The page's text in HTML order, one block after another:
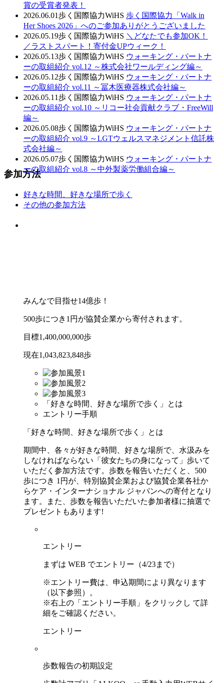
賞の受賞者発表！
2026.06.01歩く国際協力WiHS 歩く国際協力「Walk in
Her Shoes 2026」へのご参加ありがとうございました
2026.05.19歩く国際協力WiHS ＼どなたでも参加OK！
／ラストスパート！寄付金UPウィーク！
2026.05.13歩く国際協力WiHS ウォーキング・パートナ
ーの取組紹介 vol.12 ～株式会社ワールディング編～
2026.05.12歩く国際協力WiHS ウォーキング・パートナ
ーの取組紹介 vol.11 ～冨木医療器株式会社編～
2026.05.11歩く国際協力WiHS ウォーキング・パートナ
ーの取組紹介 vol.10 ～リコー社会貢献クラブ・FreeWill
編～
2026.05.08歩く国際協力WiHS ウォーキング・パートナ
ーの取組紹介 vol.9 ～LGTウェルスマネジメント信託株
式会社編～
2026.05.07歩く国際協力WiHS ウォーキング・パートナ
ーの取組紹介 vol.8 ～中外製薬労働組合編～
参加方法
好きな時間、好きな場所で歩く
その他の参加方法
みんなで目指せ14億歩！
500歩につき1円が協賛企業から寄付されます。
目標1,400,000,000歩
現在1,043,823,848歩
「好きな時間、好きな場所で歩く」とは
エントリー手順
「好きな時間、好きな場所で歩く」とは
期間中、各々が好きな時間、好きな場所で、水汲みを
しなければならない「彼女たちの身になって」歩いて
いただく参加方法です。歩数を報告いただくと、500
歩につき 1円が、特別協賛企業および協賛企業各社か
らケア・インターナショナル ジャパンへの寄付となり
ます。また、歩数を報告いただいた参加者様に抽選で
プレゼントもあります!
エントリー
まずは WEB でエントリー（4/23まで）
※エントリー費は、申込期間により異なります
（以下参照）。
※右上の「エントリー手順」をクリックし て詳
細をご確認ください。
エントリー
歩数報告の初期設定